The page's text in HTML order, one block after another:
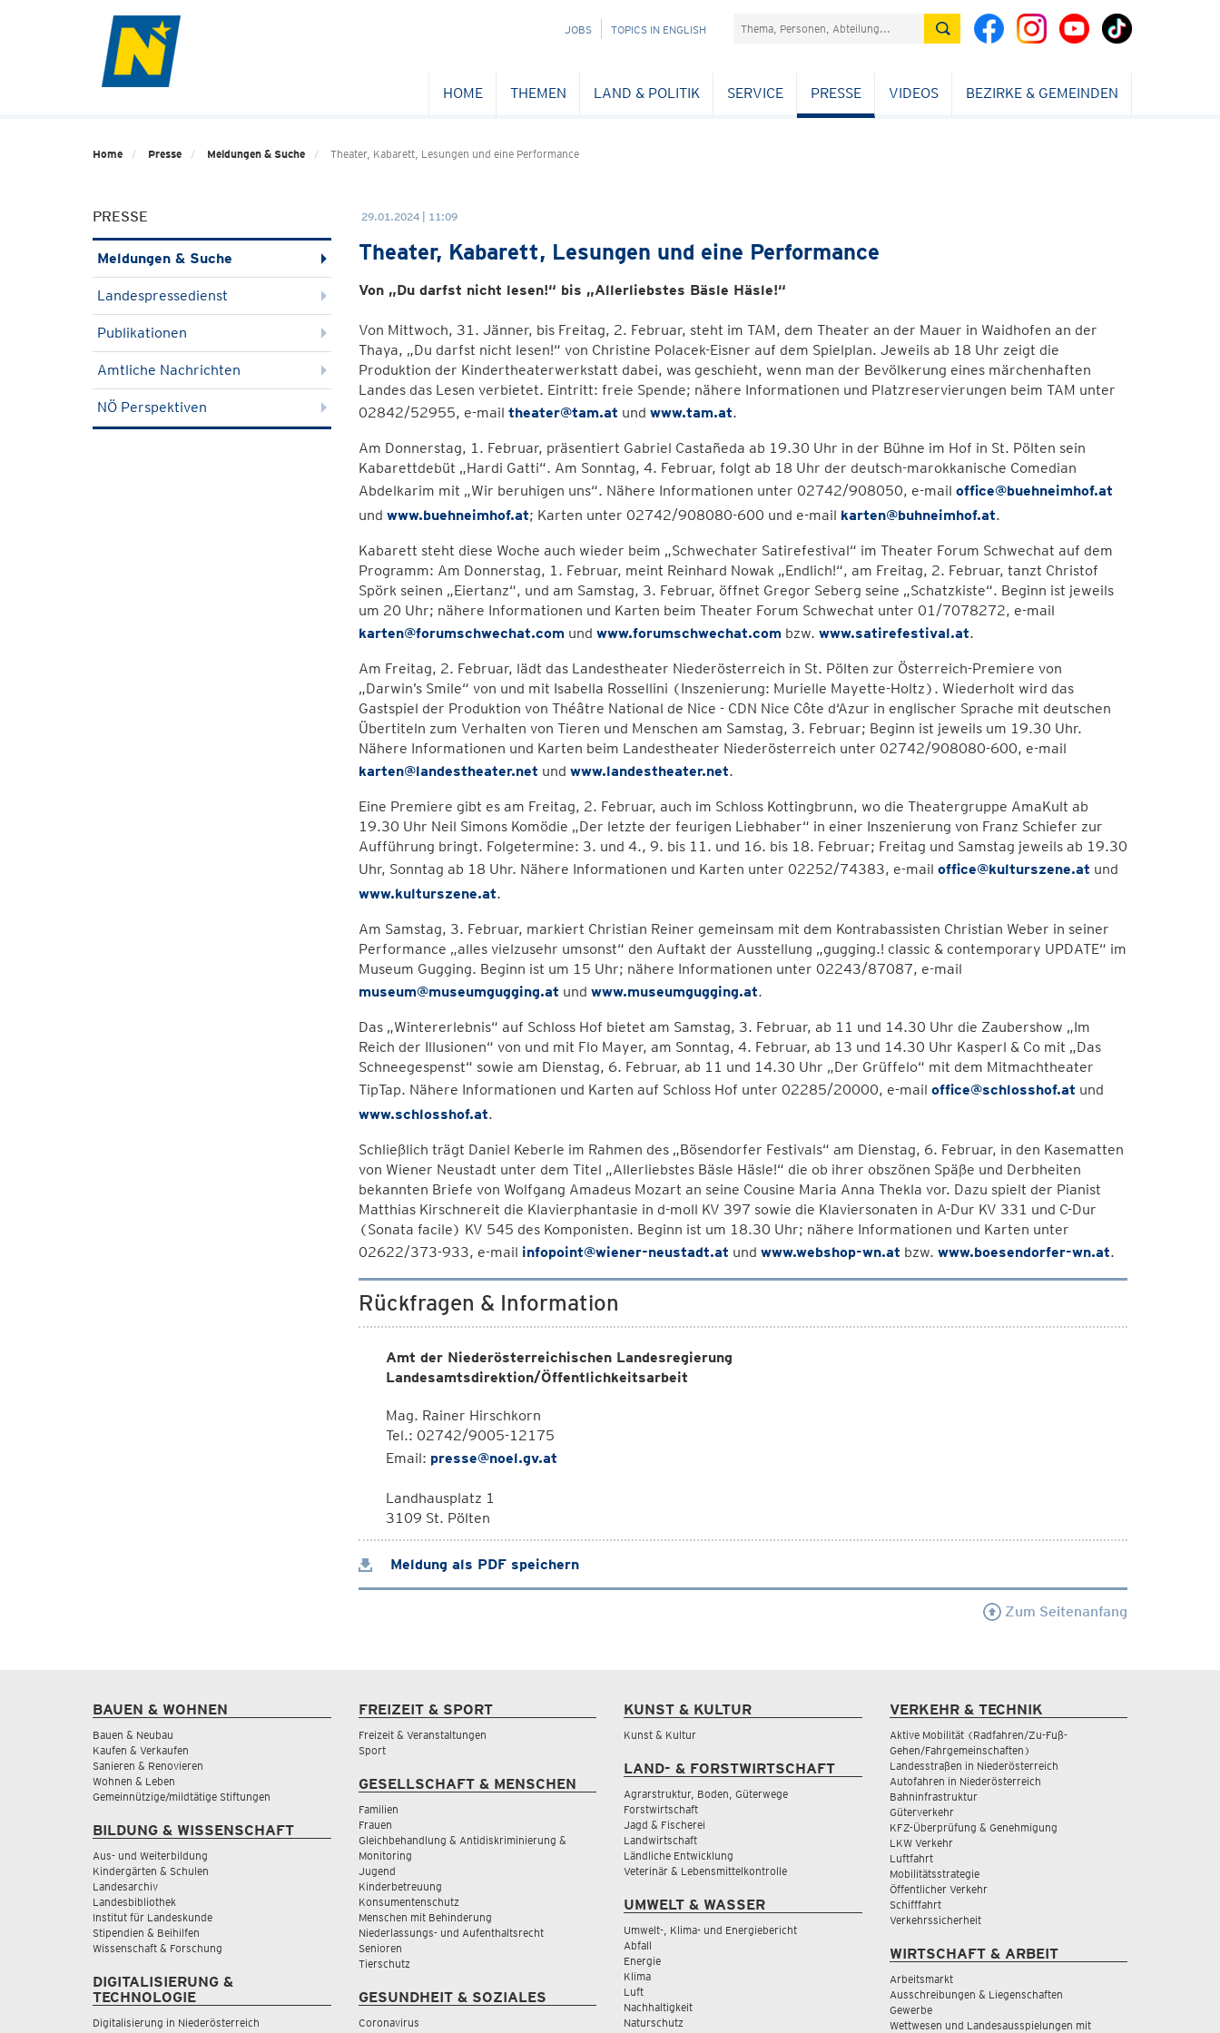
NAVIGATION
JOBS TOPICS IN ENGLISH Suchefeld
HOME THEMEN LAND & POLITIK SERVICE PRESSE VIDEOS BEZIRKE & GEMEINDEN
Home Presse Meldungen & Suche Theater, Kabarett, Lesungen und eine Performance
PRESSE
Meldungen & Suche
Landespressedienst
Publikationen
Amtliche Nachrichten
NÖ Perspektiven
29.01.2024 | 11:09
Theater, Kabarett, Lesungen und eine Performance
Von „Du darfst nicht lesen!“ bis „Allerliebstes Bäsle Häsle!“
Von Mittwoch, 31. Jänner, bis Freitag, 2. Februar, steht im TAM, dem Theater an der Mauer in Waidhofen an der
Thaya, „Du darfst nicht lesen!“ von Christine Polacek-Eisner auf dem Spielplan. Jeweils ab 18 Uhr zeigt die
Produktion der Kindertheaterwerkstatt dabei, was geschieht, wenn man der Bevölkerung eines märchenhaften
Landes das Lesen verbietet. Eintritt: freie Spende; nähere Informationen und Platzreservierungen beim TAM unter
02842/52955, e-mail theater@tam.at und www.tam.at.
Am Donnerstag, 1. Februar, präsentiert Gabriel Castañeda ab 19.30 Uhr in der Bühne im Hof in St. Pölten sein
Kabarettdebüt „Hardi Gatti“. Am Sonntag, 4. Februar, folgt ab 18 Uhr der deutsch-marokkanische Comedian
Abdelkarim mit „Wir beruhigen uns“. Nähere Informationen unter 02742/908050, e-mail office@buehneimhof.at
und www.buehneimhof.at; Karten unter 02742/908080-600 und e-mail karten@buhneimhof.at.
Kabarett steht diese Woche auch wieder beim „Schwechater Satirefestival“ im Theater Forum Schwechat auf dem
Programm: Am Donnerstag, 1. Februar, meint Reinhard Nowak „Endlich!“, am Freitag, 2. Februar, tanzt Christof
Spörk seinen „Eiertanz“, und am Samstag, 3. Februar, öffnet Gregor Seberg seine „Schatzkiste“. Beginn ist jeweils
um 20 Uhr; nähere Informationen und Karten beim Theater Forum Schwechat unter 01/7078272, e-mail
karten@forumschwechat.comund www.forumschwechat.combzw. www.satirefestival.at.
Am Freitag, 2. Februar, lädt das Landestheater Niederösterreich in St. Pölten zur Österreich-Premiere von
„Darwin’s Smile“ von und mit Isabella Rossellini (Inszenierung: Murielle Mayette-Holtz). Wiederholt wird das
Gastspiel der Produktion von Théâtre National de Nice - CDN Nice Côte d‘Azur in englischer Sprache mit deutschen
Übertiteln zum Verhalten von Tieren und Menschen am Samstag, 3. Februar; Beginn ist jeweils um 19.30 Uhr.
Nähere Informationen und Karten beim Landestheater Niederösterreich unter 02742/908080-600, e-mail
karten@landestheater.net und www.landestheater.net.
Eine Premiere gibt es am Freitag, 2. Februar, auch im Schloss Kottingbrunn, wo die Theatergruppe AmaKult ab
19.30 Uhr Neil Simons Komödie „Der letzte der feurigen Liebhaber“ in einer Inszenierung von Franz Schiefer zur
Aufführung bringt. Folgetermine: 3. und 4., 9. bis 11. und 16. bis 18. Februar; Freitag und Samstag jeweils ab 19.30
Uhr, Sonntag ab 18 Uhr. Nähere Informationen und Karten unter 02252/74383, e-mail office@kulturszene.at und
www.kulturszene.at.
Am Samstag, 3. Februar, markiert Christian Reiner gemeinsam mit dem Kontrabassisten Christian Weber in seiner
Performance „alles vielzusehr umsonst“ den Auftakt der Ausstellung „gugging.! classic & contemporary UPDATE“ im
Museum Gugging. Beginn ist um 15 Uhr; nähere Informationen unter 02243/87087, e-mail
museum@museumgugging.at und www.museumgugging.at.
Das „Wintererlebnis“ auf Schloss Hof bietet am Samstag, 3. Februar, ab 11 und 14.30 Uhr die Zaubershow „Im
Reich der Illusionen“ von und mit Flo Mayer, am Sonntag, 4. Februar, ab 13 und 14.30 Uhr Kasperl & Co mit „Das
Schneegespenst“ sowie am Dienstag, 6. Februar, ab 11 und 14.30 Uhr „Der Grüffelo“ mit dem Mitmachtheater
TipTap. Nähere Informationen und Karten auf Schloss Hof unter 02285/20000, e-mail office@schlosshof.at und
www.schlosshof.at.
Schließlich trägt Daniel Keberle im Rahmen des „Bösendorfer Festivals“ am Dienstag, 6. Februar, in den Kasematten
von Wiener Neustadt unter dem Titel „Allerliebstes Bäsle Häsle!“ die ob ihrer obszönen Späße und Derbheiten
bekannten Briefe von Wolfgang Amadeus Mozart an seine Cousine Maria Anna Thekla vor. Dazu spielt der Pianist
Matthias Kirschnereit die Klavierphantasie in d-moll KV 397 sowie die Klaviersonaten in A-Dur KV 331 und C-Dur
(Sonata facile) KV 545 des Komponisten. Beginn ist um 18.30 Uhr; nähere Informationen und Karten unter
02622/373-933, e-mail infopoint@wiener-neustadt.at und www.webshop-wn.at bzw. www.boesendorfer-wn.at.
Rückfragen & Information
Amt der Niederösterreichischen Landesregierung
Landesamtsdirektion/Öffentlichkeitsarbeit
Mag. Rainer Hirschkorn
Tel.: 02742/9005-12175
Email: presse@noel.gv.at
Landhausplatz 1
3109 St. Pölten
Meldung als PDF speichern
Zum Seitenanfang
BAUEN & WOHNEN
Bauen & Neubau
Kaufen & Verkaufen
Sanieren & Renovieren
Wohnen & Leben
Gemeinnützige/mildtätige Stiftungen
BILDUNG & WISSENSCHAFT
Aus- und Weiterbildung
Kindergärten & Schulen
Landesarchiv
Landesbibliothek
Institut für Landeskunde
Stipendien & Beihilfen
Wissenschaft & Forschung
DIGITALISIERUNG &
TECHNOLOGIE
Digitalisierung in Niederösterreich
FREIZEIT & SPORT
Freizeit & Veranstaltungen
Sport
GESELLSCHAFT & MENSCHEN
Familien
Frauen
Gleichbehandlung & Antidiskriminierung &
Monitoring
Jugend
Kinderbetreuung
Konsumentenschutz
Menschen mit Behinderung
Niederlassungs- und Aufenthaltsrecht
Senioren
Tierschutz
GESUNDHEIT & SOZIALES
Coronavirus
KUNST & KULTUR
Kunst & Kultur
LAND- & FORSTWIRTSCHAFT
Agrarstruktur, Boden, Güterwege
Forstwirtschaft
Jagd & Fischerei
Landwirtschaft
Ländliche Entwicklung
Veterinär & Lebensmittelkontrolle
UMWELT & WASSER
Umwelt-, Klima- und Energiebericht
Abfall
Energie
Klima
Luft
Nachhaltigkeit
Naturschutz
VERKEHR & TECHNIK
Aktive Mobilität (Radfahren/Zu-Fuß-
Gehen/Fahrgemeinschaften)
Landesstraßen in Niederösterreich
Autofahren in Niederösterreich
Bahninfrastruktur
Güterverkehr
KFZ-Überprüfung & Genehmigung
LKW Verkehr
Luftfahrt
Mobilitätsstrategie
Öffentlicher Verkehr
Schifffahrt
Verkehrssicherheit
WIRTSCHAFT & ARBEIT
Arbeitsmarkt
Ausschreibungen & Liegenschaften
Gewerbe
Wettwesen und Landesausspielungen mit